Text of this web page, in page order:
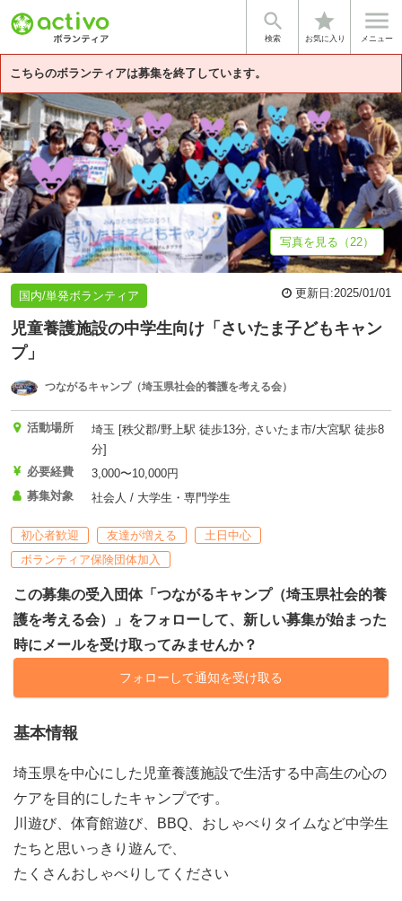

検索
star
お気に入り

メニュー
こちらのボランティアは募集を終了しています。
基本情報 募集詳細 団体情報
写真を見る（22）
国内/単発ボランティア 更新日:2025/01/01
児童養護施設の中学生向け「さいたま子どもキャン
プ」
つながるキャンプ（埼玉県社会的養護を考える会）
活動場所
埼玉 [秩父郡/野上駅 徒歩13分, さいたま市/大宮駅 徒歩8
分]
必要経費
3,000〜10,000円
募集対象
社会人 / 大学生・専門学生
初心者歓迎 友達が増える
土日中心
ボランティア保険団体加入
この募集の受入団体「つながるキャンプ（埼玉県社会的養
護を考える会）」をフォローして、新しい募集が始まった
時にメールを受け取ってみませんか？
フォローして通知を受け取る
基本情報
埼玉県を中心にした児童養護施設で生活する中高生の心の
ケアを目的にしたキャンプです。
川遊び、体育館遊び、BBQ、おしゃべりタイムなど中学生
たちと思いっきり遊んで、
たくさんおしゃべりしてください